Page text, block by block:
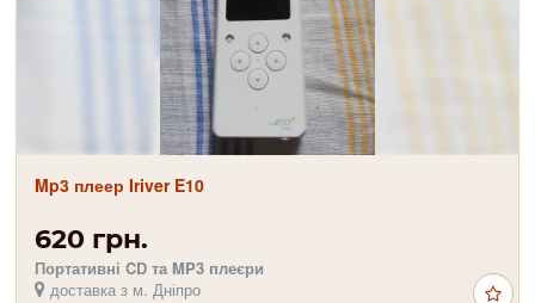
Mp3 плеер Iriver E10
620 грн.
Портативні CD та MP3 плеєри
доставка з м. Дніпро